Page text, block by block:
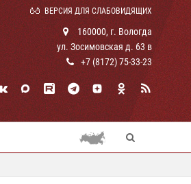
ВЕРСИЯ ДЛЯ СЛАБОВИДЯЩИХ
160000, г. Вологда
ул. Зосимовская д. 63 в
+7 (8172) 75-33-23